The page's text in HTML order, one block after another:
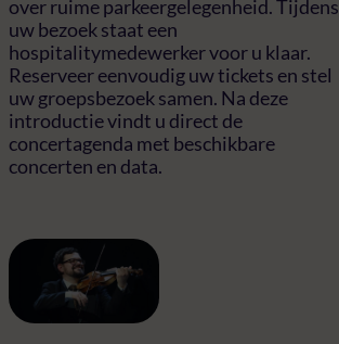
over ruime parkeergelegenheid. Tijdens
uw bezoek staat een
hospitalitymedewerker voor u klaar.
Reserveer eenvoudig uw tickets en stel
uw groepsbezoek samen. Na deze
introductie vindt u direct de
concertagenda met beschikbare
concerten en data.